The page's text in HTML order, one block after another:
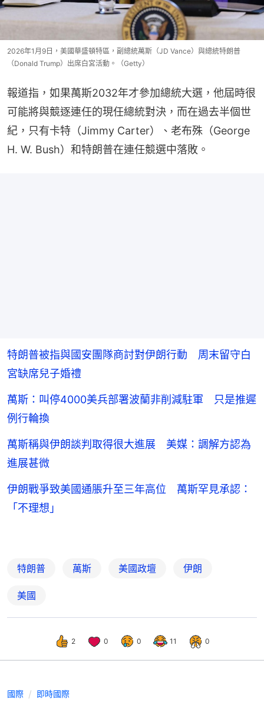
2026年1月9日，美國華盛頓特區，副總統萬斯（JD Vance）與總統特朗普
（Donald Trump）出席白宮活動。（Getty）
報道指，如果萬斯2032年才參加總統大選，他屆時很
可能將與競逐連任的現任總統對決，而在過去半個世
紀，只有卡特（Jimmy Carter）、老布殊（George
H. W. Bush）和特朗普在連任競選中落敗。
特朗普被指與國安團隊商討對伊朗行動 周末留守白
宮缺席兒子婚禮
萬斯：叫停4000美兵部署波蘭非削減駐軍 只是推遲
例行輪換
萬斯稱與伊朗談判取得很大進展 美媒：調解方認為
進展甚微
伊朗戰爭致美國通脹升至三年高位 萬斯罕見承認：
「不理想」
特朗普 萬斯 美國政壇 伊朗
美國
2 0 0 11 0
國際 即時國際